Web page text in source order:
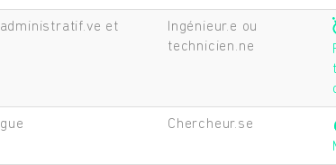
et
Ingénieur.e ou
technicien.ne
Chercheur.se